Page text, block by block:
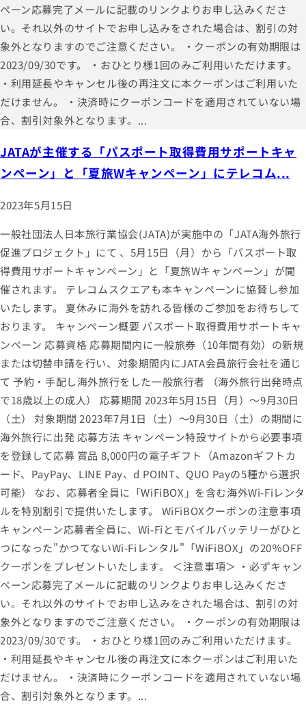
ペーン応募完了メールに記載のリンクよりお申し込みくださ
い。それ以外のサイトでお申し込みをされた場合は、割引の対
象外となりますのでご注意ください。 ・クーポンの有効期限は
2023/09/30です。 ・おひとり様1回のみご利用いただけます。
・利用延長やキャンセル後の再注文に本クーポンはご利用いた
だけません。 ・決済時にクーポンコードを適用されていない場
合、割引対象外となります。...
JATAが主催する「パスポート取得費用サポートキャ
ンペーン」と「夏旅Wキャンペーン」にテレコム...
2023年5月15日
一般社団法人日本旅行業協会(JATA)が実施中の「JATA海外旅行
促進プロジェクト」にて 、5月15日（月）から「パスポート取
得費用サポートキャンペーン」と「夏旅Wキャンペーン」が開
催されます。 テレコムスクエアも本キャンペーンに協賛し参加
いたします。 夏休みに海外を訪れる皆様のご参加をお待ちして
おります。 キャンペーン概要 パスポート取得費用サポートキャ
ンペーン 応募資格 応募期間内に一般旅券（10年間有効）の新規
または切替申請を行い、対象期間内にJATA会員旅行会社を通じ
て 予約・手配し海外旅行をした一般旅行者 （海外旅行出発時点
で18歳以上の成人） 応募期間 2023年5月15日（月）～9月30日
（土） 対象期間 2023年7月1日（土）～9月30日（土）の期間に
海外旅行に出発 応募方法 キャンペーン特設サイトから必要事項
を登録して応募 賞品 8,000円の電子ギフト（Amazonギフトカ
ード、PayPay、LINE Pay、d POINT、QUO Payの5種から選択
可能） なお、応募者全員に「WiFiBOX」を含む海外Wi-Fiレンタ
ルを特別割引で提供いたします。 WiFiBOXクーポンの注意事項
キャンペーン応募者全員に、Wi-Fiとモバイルバッテリーがひと
つになった"かつてないWi-Fiレンタル"「WiFiBOX」の20％OFF
クーポンをプレゼントいたします。 ＜注意事項＞ ・必ずキャン
ペーン応募完了メールに記載のリンクよりお申し込みくださ
い。それ以外のサイトでお申し込みをされた場合は、割引の対
象外となりますのでご注意ください。 ・クーポンの有効期限は
2023/09/30です。 ・おひとり様1回のみご利用いただけます。
・利用延長やキャンセル後の再注文に本クーポンはご利用いた
だけません。 ・決済時にクーポンコードを適用されていない場
合、割引対象外となります。...